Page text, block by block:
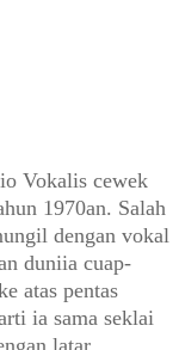
Vokalis cewek
1970an. Salah
dengan vokal
duniia cuap-
atas pentas
ia sama seklai
latar